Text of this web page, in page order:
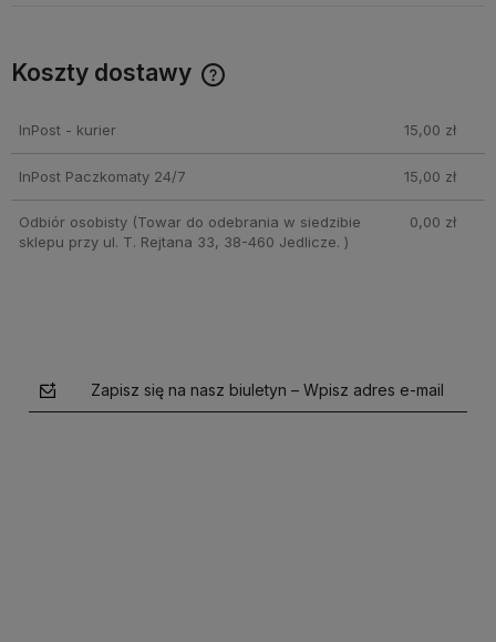
Koszty dostawy
InPost - kurier 15,00 zł
InPost Paczkomaty 24/7 15,00 zł
Odbiór osobisty(Towar do odebrania w siedzibie
sklepu przy ul. T. Rejtana 33, 38-460 Jedlicze. )
0,00 zł
Zapisz się na nasz biuletyn – Wpisz adres e-mail